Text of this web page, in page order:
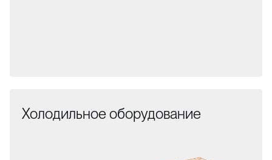
Холодильное оборудование